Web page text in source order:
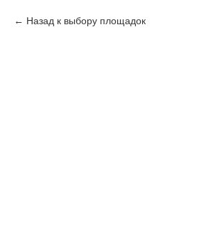
Назад к выбору площадок